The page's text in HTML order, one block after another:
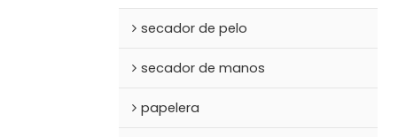
secador de pelo
secador de manos
papelera